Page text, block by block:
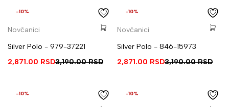
-10%
Novčanici
Silver Polo - 979-37221
3,190.00RSD
2,871.00 RSD
-10%
Novčanici
Silver Polo - 846-15973
3,190.00RSD
2,871.00 RSD
-10% -10%